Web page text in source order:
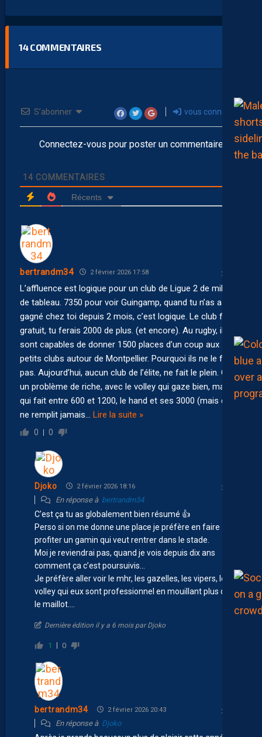
14COMMENTAIRES
S’abonner vous connecter
Connectez-vous pour poster un commentaire
14 COMMENTAIRES
Récents
bertrandm34 2 février 2026 17:58
L’affluence est logique pour un club de Ligue 2 de milieu
de tableau. 7350 pour voir Guingamp, quand tu n’as as
gagné chez toi depuis 2 mois, c’est logique. Le club ferait
gratuit, tu ferais 2000 de plus. (et encore). Au rugby, ils
sont capables de donner 1500 places d’un coup aux
petits clubs autour de Montpellier. Pourquoi ils ne le font
pas. Aujourd’hui, aucun club de l’élite, ne fait le plein. C’est
un problème de riche, avec le volley qui gaze bien, mais
qui fait entre 600 et 1200, le hand et ses 3000 (mais qui
ne remplit jamais
Lire la suite »
0 0
Djoko 2 février 2026 18:16
En réponse à bertrandm34
C’est ça tu as globalement bien résumé 👍
Perso si on me donne une place je préfère en faire
profiter un gamin qui veut rentrer dans le stade.
Moi je reviendrai pas, quand je vois depuis dix ans
comment ça c’est poursuivis…
Je préfère aller voir le mhr, les gazelles, les vipers, le
volley qui eux sont professionnel en mouillant plus que
le maillot….
Dernière édition il y a 6 mois par Djoko
1 0
bertrandm34 2 février 2026 20:43
En réponse à Djoko